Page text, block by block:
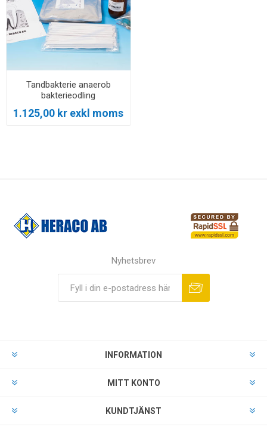
Tandbakterie anaerob
bakterieodling
1.125,00 kr exkl moms
Nyhetsbrev
INFORMATION
MITT KONTO
KUNDTJÄNST